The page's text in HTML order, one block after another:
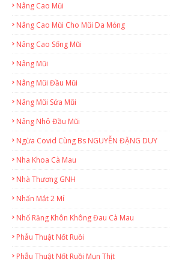
Nâng Cao Mũi
Nâng Cao Mũi Cho Mũi Da Mỏng
Nâng Cao Sống Mũi
Nâng Mũi
Nâng Mũi Đầu Mũi
Nâng Mũi Sửa Mũi
Nâng Nhô Đầu Mũi
Ngừa Covid Cùng Bs NGUYỄN ĐẶNG DUY
Nha Khoa Cà Mau
Nhà Thương GNH
Nhấn Mắt 2 Mí
Nhổ Răng Khôn Không Đau Cà Mau
Phẫu Thuật Nốt Ruồi
Phẫu Thuật Nốt Ruồi Mụn Thịt